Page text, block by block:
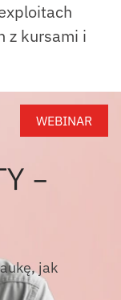
z kursami i
-
jak
WEBINAR